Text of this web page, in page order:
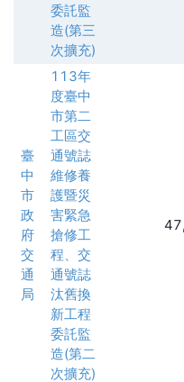
委託監
造(第三
次擴充)
臺
中
市
政
府
交
通
局
113年
度臺中
市第二
工區交
通號誌
維修養
護暨災
害緊急
搶修工
程、交
通號誌
汰舊換
新工程
委託監
造(第二
次擴充)